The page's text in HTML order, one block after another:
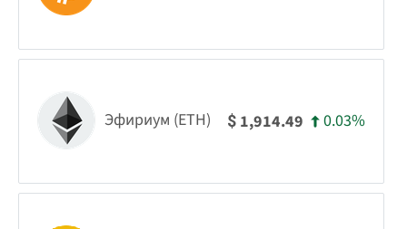
Эфириум (ETH) $ 1,914.49 0.03%